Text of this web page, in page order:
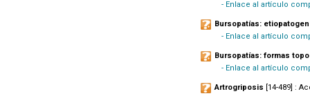
- Enlace al artículo
Bursopatías:
- Enlace al artículo
Bursopatías: formas
- Enlace al artículo
Artrogriposis [14-489] :